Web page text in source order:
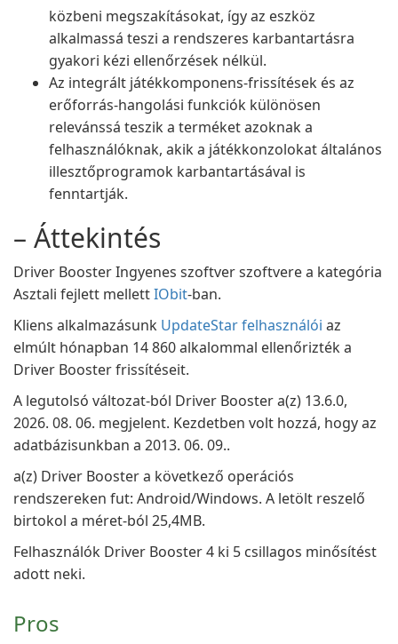
közbeni megszakításokat, így az eszköz
alkalmassá teszi a rendszeres karbantartásra
gyakori kézi ellenőrzések nélkül.
Az integrált játékkomponens-frissítések és az
erőforrás-hangolási funkciók különösen
relevánssá teszik a terméket azoknak a
felhasználóknak, akik a játékkonzolokat általános
illesztőprogramok karbantartásával is
fenntartják.
– Áttekintés
Driver Booster Ingyenes szoftver szoftvere a kategória
Asztali fejlett mellettIObit-ban.
Kliens alkalmazásunk UpdateStar felhasználói az
elmúlt hónapban 14 860 alkalommal ellenőrizték a
Driver Booster frissítéseit.
A legutolsó változat-ból Driver Booster a(z) 13.6.0,
2026. 08. 06. megjelent. Kezdetben volt hozzá, hogy az
adatbázisunkban a 2013. 06. 09..
a(z) Driver Booster a következő operációs
rendszereken fut: Android/Windows. A letölt reszelő
birtokol a méret-ból 25,4MB.
Felhasználók Driver Booster 4 ki 5 csillagos minősítést
adott neki.
Pros